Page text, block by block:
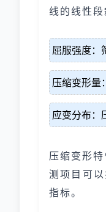
线的线性
屈服强度：
压缩变形量
应变分布：
压缩变形
测项目可
指标。